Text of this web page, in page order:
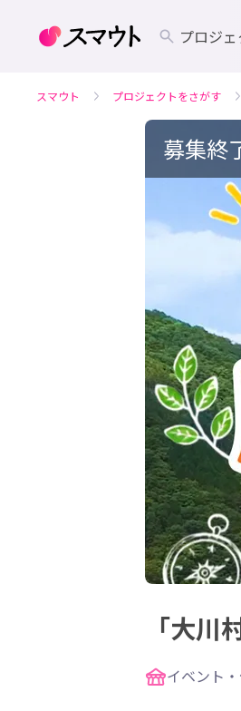
プロジ
スマウト プロジェクトをさがす
募集終
「大
イベント